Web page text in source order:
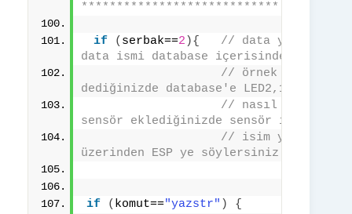
****************************
if ( serbak==2 ){
// data yı
data ismi database içerisinde yoksa
// örnek : LED1,15
// nasıl bir şeyde
sensör eklediğinizde sensör için
// isim yeri
üzerinden ESP ye söylersiniz o
if ( komut=="yazstr" )
{